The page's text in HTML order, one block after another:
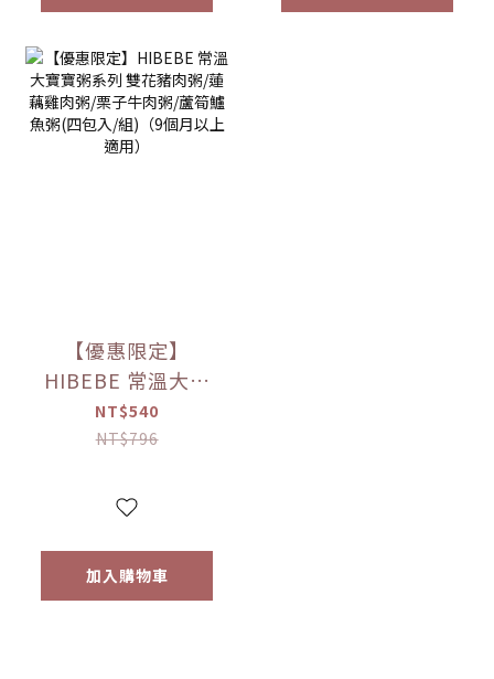
【優惠限定】
HIBEBE 常溫大寶
寶粥系列 雙花豬肉
粥/蓮藕雞肉粥/栗子
(四包入/組)（9個月
NT$540
NT$796
加入購物車